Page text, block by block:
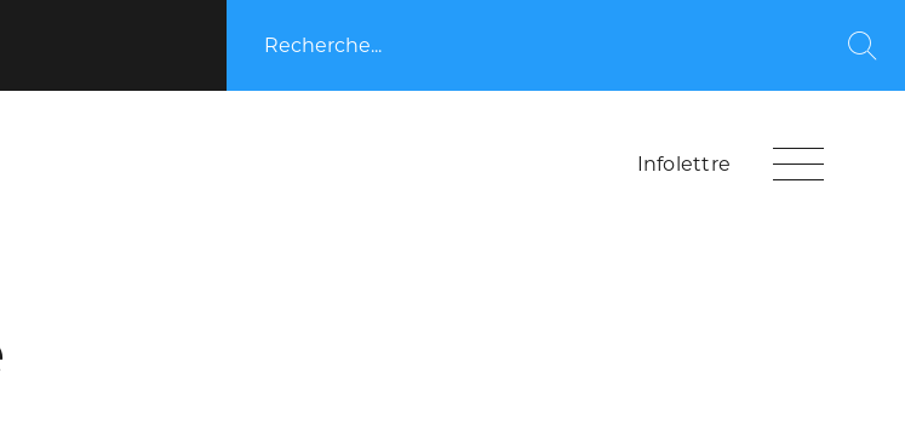
Recherche...
Infolettre